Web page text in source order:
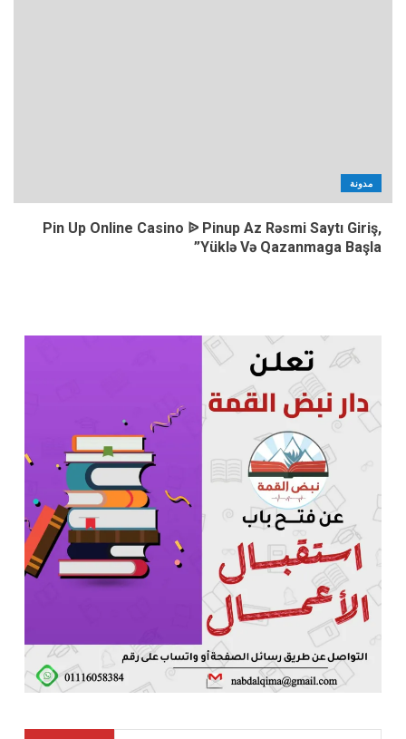
مدونة
Pin Up Online Casino ᐉ Pinup Az Rəsmi Saytı Giriş,
Yüklə Və Qazanmaga Başla”